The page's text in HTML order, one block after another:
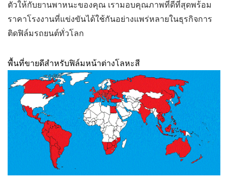
ตัวให้กับยานพาหนะของคุณ เรามอบคุณภาพที่ดีที่สุดพร้อม
ราคาโรงงานที่แข่งขันได้ใช้กันอย่างแพร่หลายในธุรกิจการ
ติดฟิล์มรถยนต์ทั่วโลก
พื้นที่ขายดีสำหรับฟิล์มหน้าต่างโลหะสี